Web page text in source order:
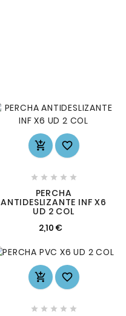
 
    
PERCHA
ANTIDESLIZANTE INF X6
UD 2 COL
2,10 €
 
    